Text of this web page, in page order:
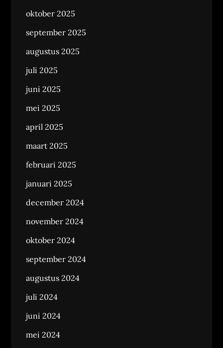
oktober 2025
september 2025
augustus 2025
juli 2025
juni 2025
mei 2025
april 2025
maart 2025
februari 2025
januari 2025
december 2024
november 2024
oktober 2024
september 2024
augustus 2024
juli 2024
juni 2024
mei 2024